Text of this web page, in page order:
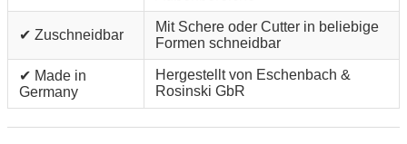
✔ Zuschneidbar
Mit Schere oder Cutter in beliebige
Formen schneidbar
✔ Made in
Germany
Hergestellt von Eschenbach &
Rosinski GbR